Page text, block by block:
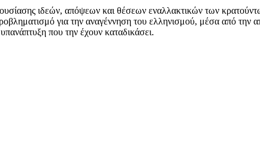
ιδεών, απόψεων και θέσεων εναλλακτικών των
για την αναγέννηση του ελληνισμού, μέσα από την
που την έχουν καταδικάσει.